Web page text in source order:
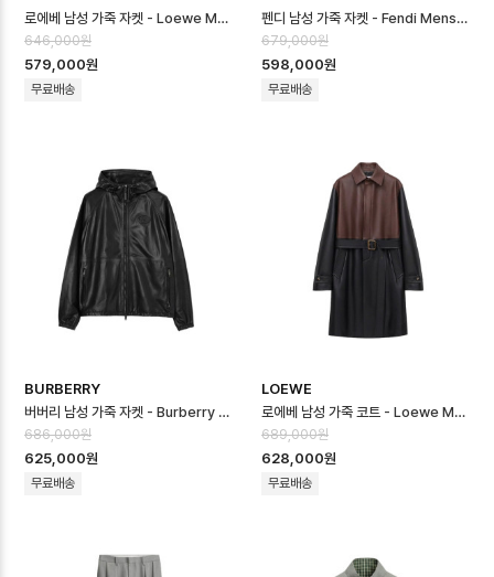
로에베 남성 가죽 자켓 - Loewe Mens Leather Jacket - loc1672…
646,000원
579,000원
무료배송
펜디 남성 가죽 자켓 - Fendi Mens Leather Jacket - fec16726…
679,000원
598,000원
무료배송
BURBERRY
버버리 남성 가죽 자켓 - Burberry Mens Leather Jacket - buc1…
686,000원
625,000원
무료배송
LOEWE
로에베 남성 가죽 코트 - Loewe Mens Leather Coat - loc16724x
689,000원
628,000원
무료배송